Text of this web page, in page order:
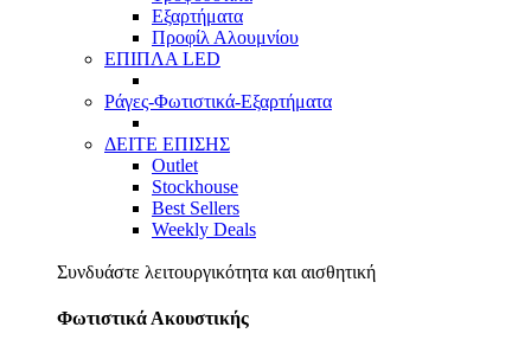
Εξαρτήματα
Προφίλ Αλουμνίου
ΕΠΙΠΛΑ LED
Ράγες-Φωτιστικά-Εξαρτήματα
ΔΕΙΤΕ ΕΠΙΣΗΣ
Outlet
Stockhouse
Best Sellers
Weekly Deals
Συνδυάστε λειτουργικότητα και αισθητική
Φωτιστικά Ακουστικής